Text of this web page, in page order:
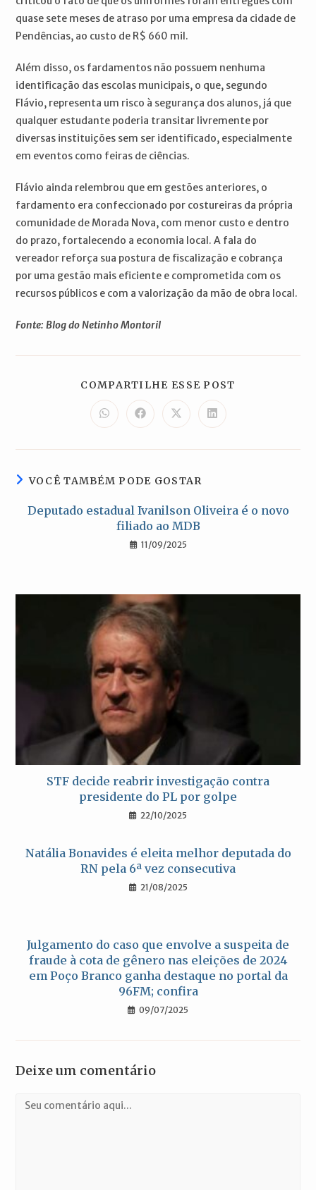
quase sete meses de atraso por uma empresa da cidade de
Pendências, ao custo de R$ 660 mil.
Além disso, os fardamentos não possuem nenhuma
identificação das escolas municipais, o que, segundo
Flávio, representa um risco à segurança dos alunos, já que
qualquer estudante poderia transitar livremente por
diversas instituições sem ser identificado, especialmente
em eventos como feiras de ciências.
Flávio ainda relembrou que em gestões anteriores, o
fardamento era confeccionado por costureiras da própria
comunidade de Morada Nova, com menor custo e dentro
do prazo, fortalecendo a economia local. A fala do
vereador reforça sua postura de fiscalização e cobrança
por uma gestão mais eficiente e comprometida com os
recursos públicos e com a valorização da mão de obra local.
Fonte: Blog do Netinho Montoril
COMPARTILHE ESSE POST
Abre
em
nova
Abre
em
nova
Abre
em
nova
Abre
em
nova
VOCÊ TAMBÉM PODE GOSTAR
Deputado estadual Ivanilson Oliveira é o novo
filiado ao MDB
11/09/2025
STF decide reabrir investigação contra
presidente do PL por golpe
22/10/2025
Natália Bonavides é eleita melhor deputada do
RN pela 6ª vez consecutiva
21/08/2025
Julgamento do caso que envolve a suspeita de
fraude à cota de gênero nas eleições de 2024
em Poço Branco ganha destaque no portal da
96FM; confira
09/07/2025
Deixe um comentário
Comentário